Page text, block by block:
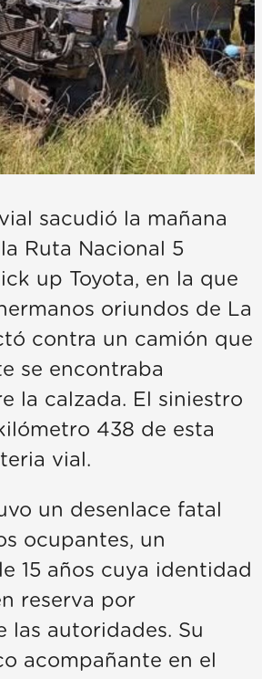
sacudió la mañana
Ruta Nacional 5
up Toyota, en la que
oriundos de La
contra un camión que
se encontraba
la calzada. El siniestro
438 de esta
vial.
un desenlace fatal
ocupantes, un
15 años cuya identidad
reserva por
las autoridades. Su
acompañante en el